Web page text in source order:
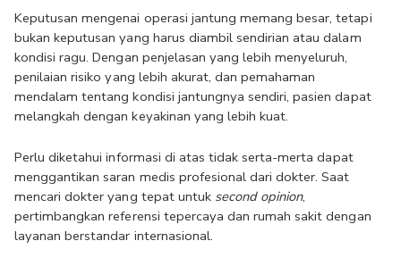
Keputusan mengenai operasi jantung memang besar, tetapi
bukan keputusan yang harus diambil sendirian atau dalam
kondisi ragu. Dengan penjelasan yang lebih menyeluruh,
penilaian risiko yang lebih akurat, dan pemahaman
mendalam tentang kondisi jantungnya sendiri, pasien dapat
melangkah dengan keyakinan yang lebih kuat.
Perlu diketahui informasi di atas tidak serta-merta dapat
menggantikan saran medis profesional dari dokter. Saat
mencari dokter yang tepat untuk second opinion,
pertimbangkan referensi tepercaya dan rumah sakit dengan
layanan berstandar internasional.